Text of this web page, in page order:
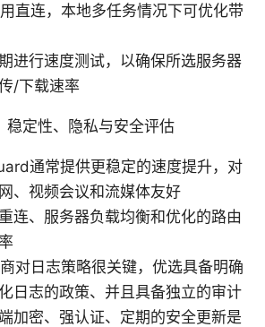
直连，本地多任务情况下可优化带
进行速度测试，以确保所选服务器
/下载速率
稳定性、隐私与安全评估
通常提供更稳定的速度提升，对
、视频会议和流媒体友好
连、服务器负载均衡和优化的路由
对日志策略很关键，优选具备明确
日志的政策、并且具备独立的审计
加密、强认证、定期的安全更新是